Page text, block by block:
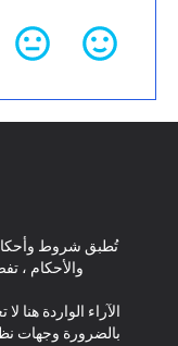
تُطبق شروط
والأحكام ،
الآراء الواردة
بالضرورة وجهات